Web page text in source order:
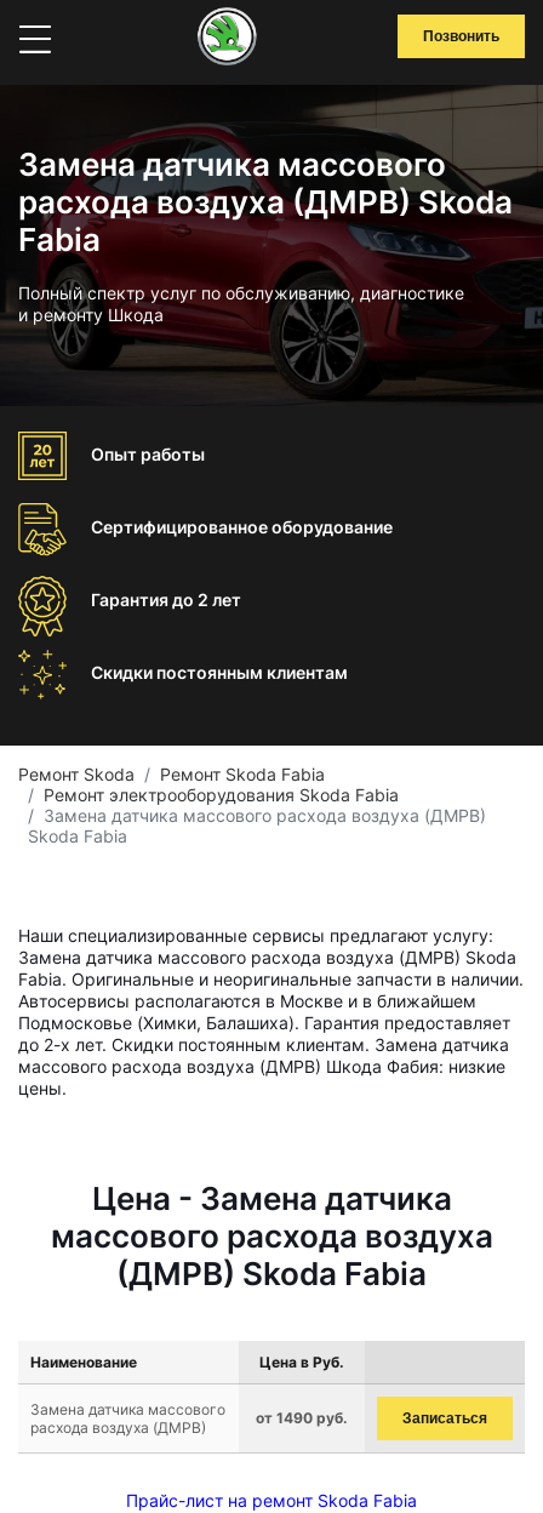
Позвонить
Замена датчика массового
расхода воздуха (ДМРВ) Skoda
Fabia
Полный спектр услуг по обслуживанию, диагностике
и ремонту Шкода
Опыт работы
Сертифицированноеоборудование
Гарантиядо 2 лет
Скидки постоянным клиентам
Ремонт Skoda
Ремонт Skoda Fabia
Ремонт электрооборудования Skoda Fabia
Замена датчика массового расхода воздуха (ДМРВ)
Skoda Fabia
Наши специализированные сервисы предлагают услугу:
Замена датчика массового расхода воздуха (ДМРВ) Skoda
Fabia. Оригинальные и неоригинальные запчасти в наличии.
Автосервисы располагаются в Москве и в ближайшем
Подмосковье (Химки, Балашиха). Гарантия предоставляет
до 2-х лет. Скидки постоянным клиентам. Замена датчика
массового расхода воздуха (ДМРВ) Шкода Фабия: низкие
цены.
Цена - Замена датчика
массового расхода воздуха
(ДМРВ) Skoda Fabia
Наименование Цена в Руб.
Замена датчика массового
расхода воздуха (ДМРВ)
от 1490 руб. Записаться
Прайс-лист на ремонт Skoda Fabia